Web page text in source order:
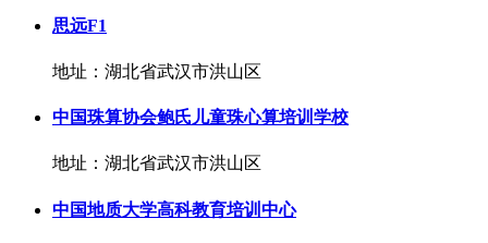
思远F1
地址：湖北省武汉市洪山区
中国珠算协会鲍氏儿童珠心算培训学校
地址：湖北省武汉市洪山区
中国地质大学高科教育培训中心